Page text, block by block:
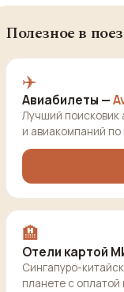
Полезное в
✈️
Авиабилеты —
Лучший поисковик
и авиакомпаний по
🏨
Отели картой
Сингапуро-
планете с оплатой